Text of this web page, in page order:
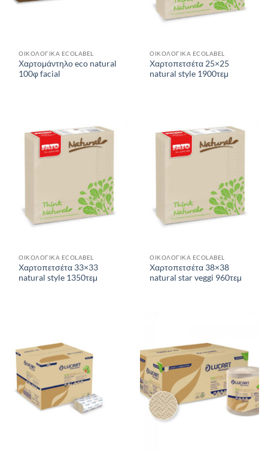
ΟΙΚΟΛΟΓΙΚΑ ECOLABEL
Χαρτομάντηλο eco natural
100φ facial
ΟΙΚΟΛΟΓΙΚΑ ECOLABEL
Χαρτοπετσέτα 25×25
natural style 1900τεμ
ΟΙΚΟΛΟΓΙΚΑ ECOLABEL
Χαρτοπετσέτα 33×33
natural style 1350τεμ
ΟΙΚΟΛΟΓΙΚΑ ECOLABEL
Χαρτοπετσέτα 38×38
natural star veggi 960τεμ